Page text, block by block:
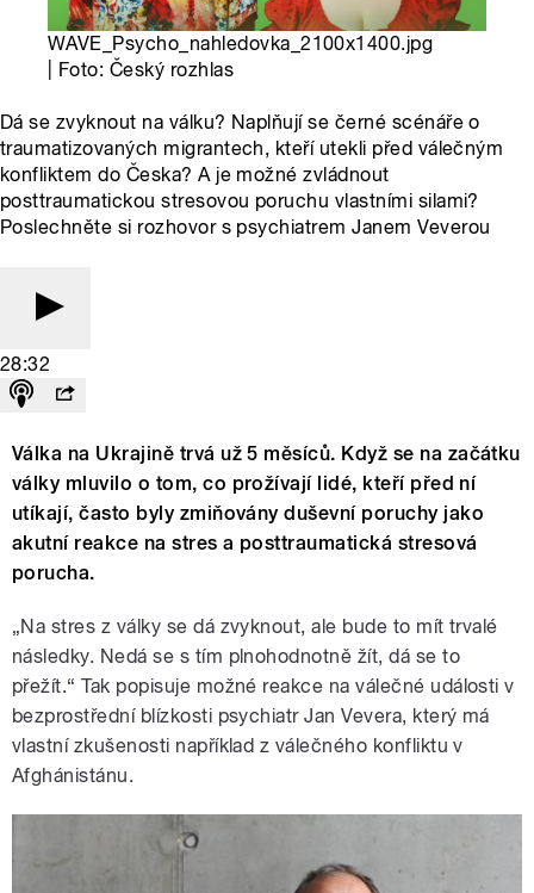
WAVE_Psycho_nahledovka_2100x1400.jpg
| Foto: Český rozhlas
Dá se zvyknout na válku? Naplňují se černé scénáře o
traumatizovaných migrantech, kteří utekli před válečným
konfliktem do Česka? A je možné zvládnout
posttraumatickou stresovou poruchu vlastními silami?
Poslechněte si rozhovor s psychiatrem Janem Veverou
28:32
Válka na Ukrajině trvá už 5 měsíců. Když se na začátku
války mluvilo o tom, co prožívají lidé, kteří před ní
utíkají, často byly zmiňovány duševní poruchy jako
akutní reakce na stres a posttraumatická stresová
porucha.
„Na stres z války se dá zvyknout, ale bude to mít trvalé
následky. Nedá se s tím plnohodnotně žít, dá se to
přežít.“ Tak popisuje možné reakce na válečné události v
bezprostřední blízkosti psychiatr Jan Vevera, který má
vlastní zkušenosti například z válečného konfliktu v
Afghánistánu.